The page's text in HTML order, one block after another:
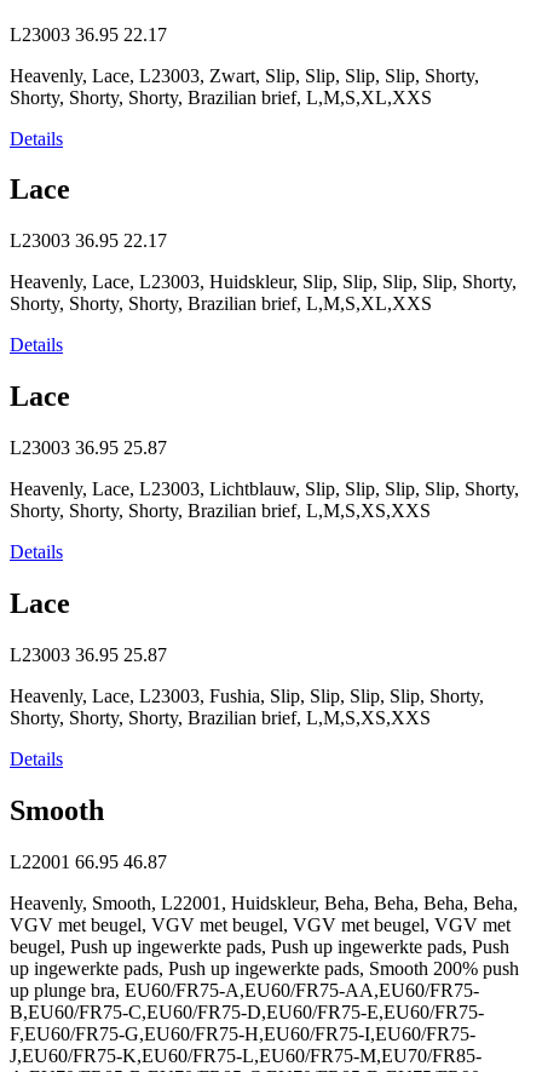
L23003 36.95 22.17
Heavenly, Lace, L23003, Zwart, Slip, Slip, Slip, Slip, Shorty,
Shorty, Shorty, Shorty, Brazilian brief, L,M,S,XL,XXS
Details
Lace
L23003 36.95 22.17
Heavenly, Lace, L23003, Huidskleur, Slip, Slip, Slip, Slip, Shorty,
Shorty, Shorty, Shorty, Brazilian brief, L,M,S,XL,XXS
Details
Lace
L23003 36.95 25.87
Heavenly, Lace, L23003, Lichtblauw, Slip, Slip, Slip, Slip, Shorty,
Shorty, Shorty, Shorty, Brazilian brief, L,M,S,XS,XXS
Details
Lace
L23003 36.95 25.87
Heavenly, Lace, L23003, Fushia, Slip, Slip, Slip, Slip, Shorty,
Shorty, Shorty, Shorty, Brazilian brief, L,M,S,XS,XXS
Details
Smooth
L22001 66.95 46.87
Heavenly, Smooth, L22001, Huidskleur, Beha, Beha, Beha, Beha,
VGV met beugel, VGV met beugel, VGV met beugel, VGV met
beugel, Push up ingewerkte pads, Push up ingewerkte pads, Push
up ingewerkte pads, Push up ingewerkte pads, Smooth 200% push
up plunge bra, EU60/FR75-A,EU60/FR75-AA,EU60/FR75-
B,EU60/FR75-C,EU60/FR75-D,EU60/FR75-E,EU60/FR75-
F,EU60/FR75-G,EU60/FR75-H,EU60/FR75-I,EU60/FR75-
J,EU60/FR75-K,EU60/FR75-L,EU60/FR75-M,EU70/FR85-